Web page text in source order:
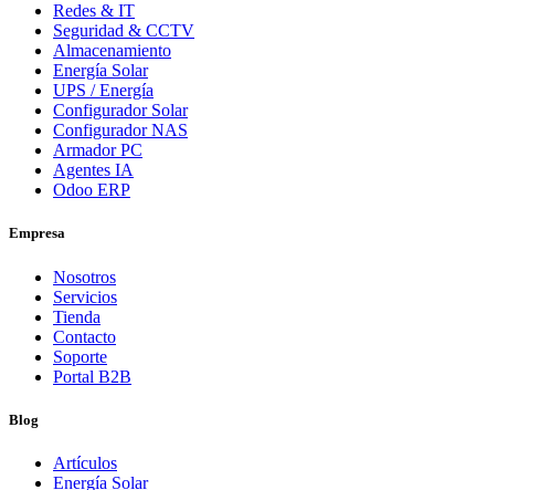
Redes & IT
Seguridad & CCTV
Almacenamiento
Energía Solar
UPS / Energía
Configurador Solar
Configurador NAS
Armador PC
Agentes IA
Odoo ERP
Empresa
Nosotros
Servicios
Tienda
Contacto
Soporte
Portal B2B
Blog
Artículos
Energía Solar